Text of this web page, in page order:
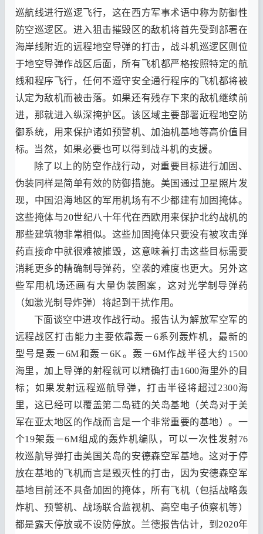
巡航线进行巡逻飞行， 这在西方军事术语中称为防御性
防空巡逻区。 进入狙击摧毁区的敌机将首先受到部署在
海岸线附近的远程地空导弹的打击 ， 战斗机巡逻区则位
于地空导弹作战区后面 ， 所有飞机都严格按照特定的航
线和程序飞行，任何不遵守安全通行程序的飞机都将被
认定为敌机而被击落。 如果还有残存下来的敌机继续前
进， 那就进入纵深掩护区。该区域主要部署近程地空防
御系统， 用来保护诸如预警机、加油机基地等高价值目
标。 当然， 如果必要也可以得到战斗机的支援。
除了以上的防空作战行动， 对重要目标进行加固 、
伪装同样是简单有效的防御措施。 美国通过卫星照片发
现， 中国沿海地区的军用机场有不少都建有加固掩体。
这些掩体与20世纪八十年代在西欧用来保护北约战机的
那些建筑物非常相似。 这些加固掩体只要没有被攻击弹
药直接命中就很难被摧毁，这意味着打击这些目标需要
消耗更多的精确制导弹药， 空袭的难度也更大。 另外这
些军用机场还画有大量伪装图案 ， 这对光学制导弹药
（如激光制导炸弹） 将起到干扰作用。
下面谈空中进攻作战行动。 报告认为解放军空军的
远程战区打击能力主要依靠轰－6系列轰炸机，最新的
型号是轰－6M和轰－6K。 轰 －6M作战半径大约 1500
海里 ，加上导弹的射程就可以精确打击1600海里外的目
标 ； 如果发射远程巡航导弹，打击半径将超过2300海
里， 这已经可以覆盖第二岛链的关岛基地 （ 关岛对于美
军在亚太地区的作战而言是一个非常重要的基地）。一
个19架轰－6M组成的轰炸机编队 ， 可以一次性发射76
枚巡航导弹打击美国关岛的安德森空军基地。这对于停
放在基地的飞机而言是毁灭性的打击，
因为安德森空军
基地目前还不具备加固的掩体， 所有飞机 （包括战略轰
炸机、预警机、 战场联合监视机、高空电子侦察机等）
都是露天停放或不设防停放。 兰德报告估计， 到2020年